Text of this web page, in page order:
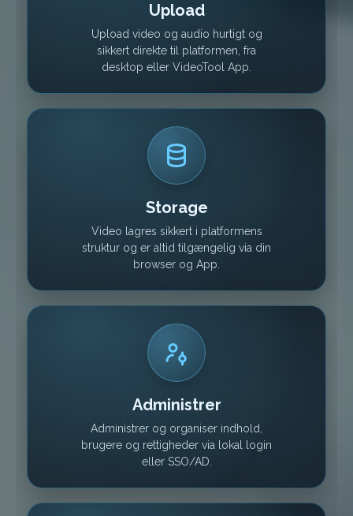
Upload
Upload video og audio hurtigt og
sikkert direkte til platformen, fra
desktop eller VideoTool App.
Storage
Video lagres sikkert i platformens
struktur og er altid tilgængelig via din
browser og App.
Administrer
Administrer og organiser indhold,
brugere og rettigheder via lokal login
eller SSO/AD.